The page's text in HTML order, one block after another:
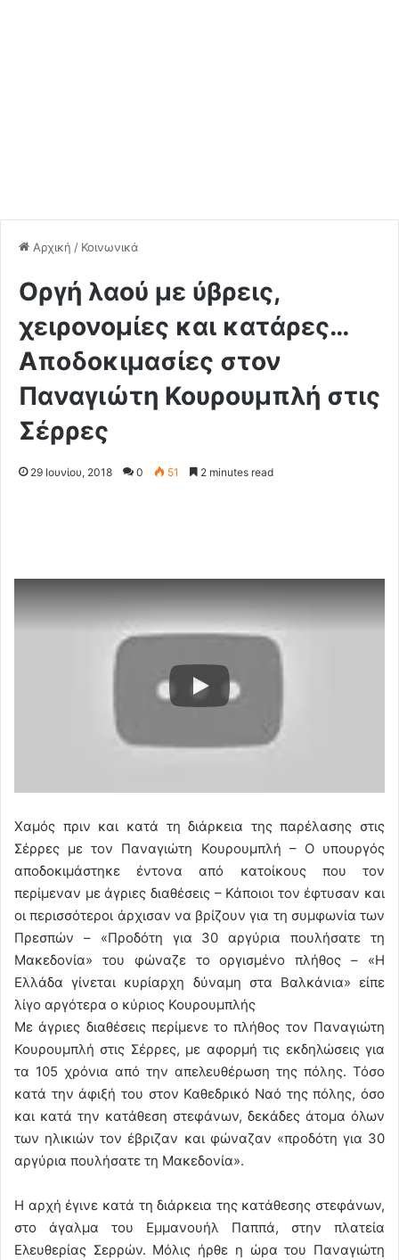
Αρχική / Κοινωνικά
Οργή λαού με ύβρεις,
χειρονομίες και κατάρες…
Αποδοκιμασίες στον
Παναγιώτη Κουρουμπλή στις
Σέρρες
29 Ιουνίου, 2018 0 51 2 minutes read
Χαμός πριν και κατά τη διάρκεια της παρέλασης στις
Σέρρες με τον Παναγιώτη Κουρουμπλή – Ο υπουργός
αποδοκιμάστηκε έντονα από κατοίκους που τον
περίμεναν με άγριες διαθέσεις – Κάποιοι τον έφτυσαν και
οι περισσότεροι άρχισαν να βρίζουν για τη συμφωνία των
Πρεσπών – «Προδότη για 30 αργύρια πουλήσατε τη
Μακεδονία» του φώναζε το οργισμένο πλήθος – «Η
Ελλάδα γίνεται κυρίαρχη δύναμη στα Βαλκάνια» είπε
λίγο αργότερα ο κύριος Κουρουμπλής
Με άγριες διαθέσεις περίμενε το πλήθος τον Παναγιώτη
Κουρουμπλή στις Σέρρες, με αφορμή τις εκδηλώσεις για
τα 105 χρόνια από την απελευθέρωση της πόλης. Τόσο
κατά την άφιξή του στον Καθεδρικό Ναό της πόλης, όσο
και κατά την κατάθεση στεφάνων, δεκάδες άτομα όλων
των ηλικιών τον έβριζαν και φώναζαν «προδότη για 30
αργύρια πουλήσατε τη Μακεδονία».
Η αρχή έγινε κατά τη διάρκεια της κατάθεσης στεφάνων,
στο άγαλμα του Εμμανουήλ Παππά, στην πλατεία
Ελευθερίας Σερρών. Μόλις ήρθε η ώρα του Παναγιώτη